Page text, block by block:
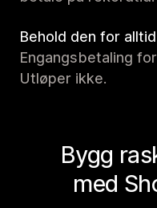
Behold den for alltid
Engangsbetaling
Utløper ikke.
Bygg
med